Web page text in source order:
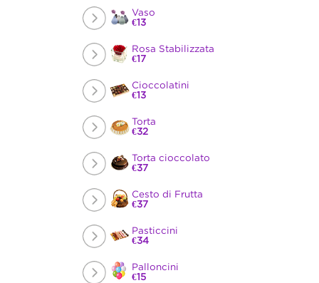
Vaso
€13
Rosa Stabilizzata
€17
Cioccolatini
€13
Torta
€32
Torta cioccolato
€37
Cesto di Frutta
€37
Pasticcini
€34
Palloncini
€15